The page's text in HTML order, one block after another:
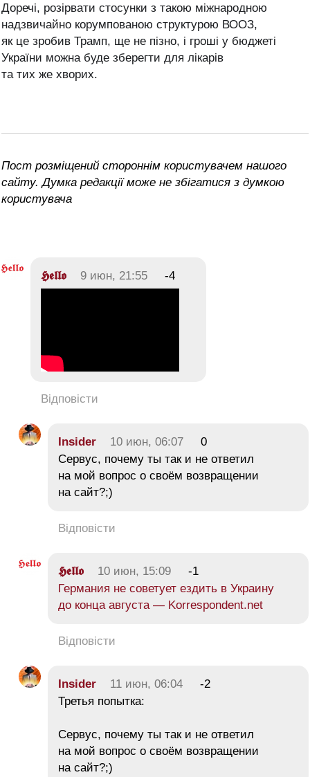
Доречі, розірвати стосунки з такою міжнародною
надзвичайно корумпованою структурою ВООЗ,
як це зробив Трамп, ще не пізно, і гроші у бюджеті
України можна буде зберегти для лікарів
та тих же хворих.
Пост розміщений стороннім користувачем нашого
сайту. Думка редакції може не збігатися з думкою
користувача
𝕳𝖊𝖑𝖑𝖔 9 июн, 21:55 -4
Відповісти
Insider 10 июн, 06:07
0
Сервус, почему ты так и не ответил
на мой вопрос о своём возвращении
на сайт?;)
Відповісти
𝕳𝖊𝖑𝖑𝖔 10 июн, 15:09
-1
Германия не советует ездить в Украину
до конца августа — Korrespondent.net
Відповісти
Insider 11 июн, 06:04
-2
Третья попытка:
Сервус, почему ты так и не ответил
на мой вопрос о своём возвращении
на сайт?;)